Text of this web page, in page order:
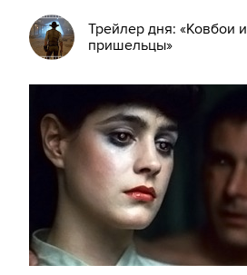
Трейлер дня: «Ковбои и
пришельцы»